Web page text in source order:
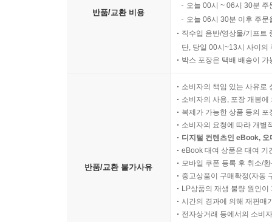
반품/교환 비용
오늘 00시 ~ 06시 30분
오늘 06시 30분 이후 주
직수입 음반/영상물/기프트
단, 당일 00시~13시 사이의
박스 포장은 택배 배송이
반품/교환 불가사유
소비자의 책임 있는 사유로
소비자의 사용, 포장 개봉
복제가 가능한 상품 등의
소비자의 요청에 따라 개별
디지털 컨텐츠인 eBook,
eBook 대여 상품은 대여 기
모바일 쿠폰 등록 후 취소/
중고상품이 구매확정(자동
LP상품의 재생 불량 원인
시간의 경과에 의해 재판매
전자상거래 등에서의 소비